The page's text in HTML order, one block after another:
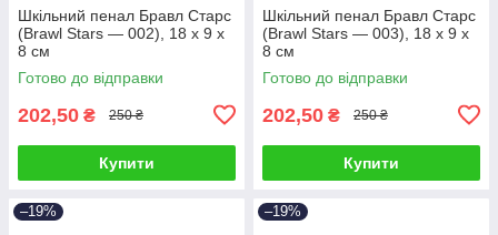
Шкільний пенал Бравл Старс
(Brawl Stars — 002), 18 х 9 х
8 см
Готово до відправки
202,50 ₴ 250 ₴
Купити
Шкільний пенал Бравл Старс
(Brawl Stars — 003), 18 х 9 х
8 см
Готово до відправки
202,50 ₴ 250 ₴
Купити
–19% –19%